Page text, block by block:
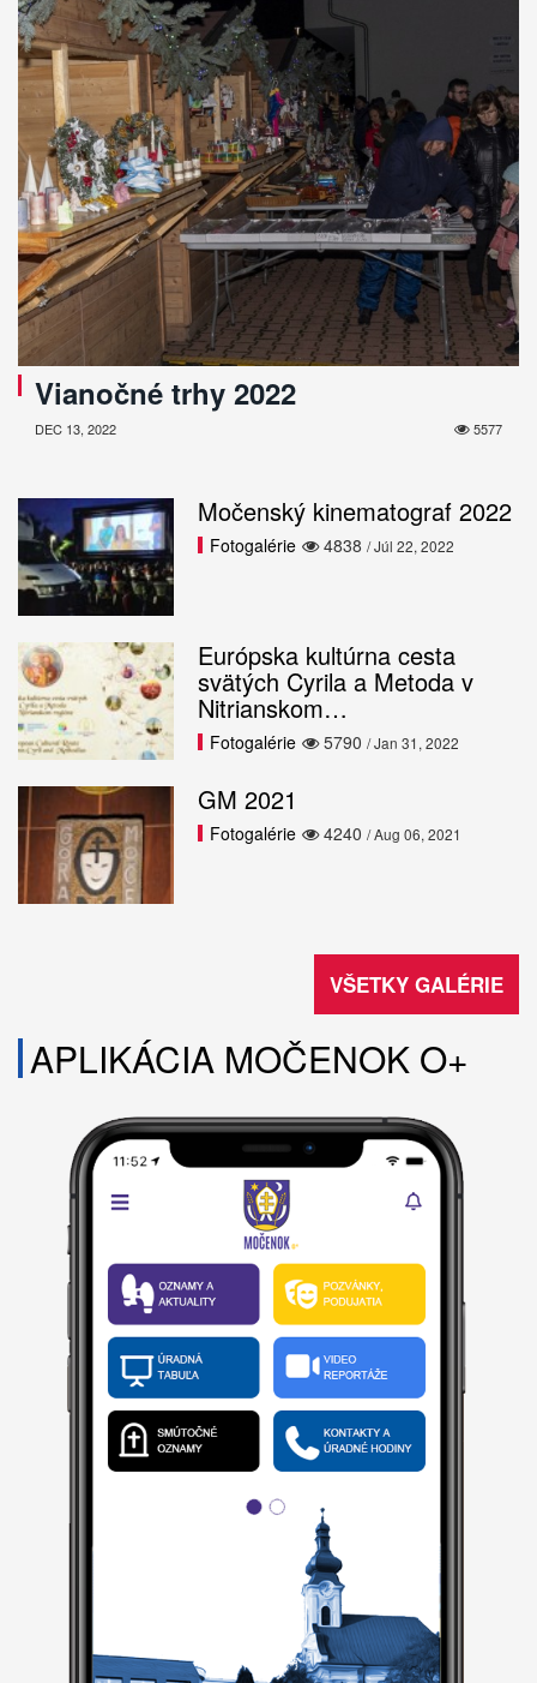
Vianočné trhy 2022
5577
DEC 13, 2022
Močenský kinematograf 2022
4838
Fotogalérie / Júl 22, 2022
Európska kultúrna cesta
svätých Cyrila a Metoda v
Nitrianskom…
5790
Fotogalérie / Jan 31, 2022
GM 2021
4240
Fotogalérie / Aug 06, 2021
VŠETKY GALÉRIE
APLIKÁCIA MOČENOK O+